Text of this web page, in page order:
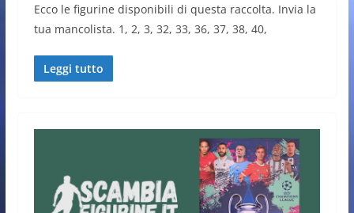
Ecco le figurine disponibili di questa raccolta. Invia la
tua mancolista. 1, 2, 3, 32, 33, 36, 37, 38, 40,
Leggi tutto